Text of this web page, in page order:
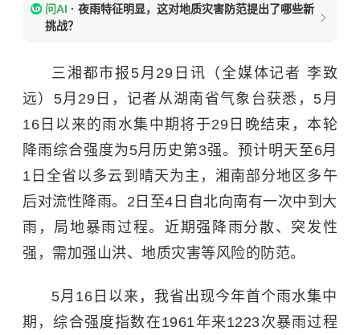
问AI · 夜雨特征明显，这对地质灾害防范提出了哪些新
挑战？
三湘都市报 5月29日讯（全媒体记者 李致
远）5月29日，记者从湖南省气象台获悉，5月
16日以来的雨水集中期将于29日晚结束，本轮
降雨综合强度为5月历史第3强。预计明天至6月
1日全省以多云到晴天为主，湘南部分地区多午
后对流性降雨。2日至4日自北向南有一次中到大
雨，局地暴雨过程。近期强降雨分散、突发性
强，需加强山洪、地质灾害等风险的防范。
5月16日以来，我省出现今年首个雨水集中
期，综合强度指数在1961年来1223次暴雨过程